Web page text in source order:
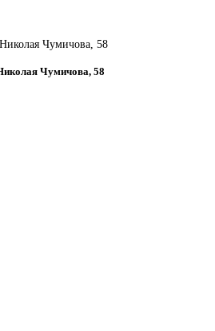
Чумичова, 58
Чумичова, 58